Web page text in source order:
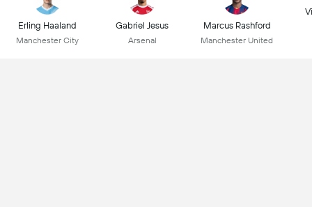
Erling Haaland
Manchester City
Gabriel Jesus
Arsenal
Marcus Rashford
Manchester United